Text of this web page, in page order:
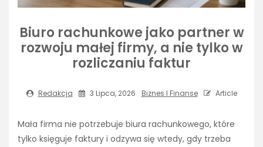
Biuro rachunkowe jako partner w
rozwoju małej firmy, a nie tylko w
rozliczaniu faktur
Redakcja 3 Lipca, 2026 Biznes I Finanse Article
Mała firma nie potrzebuje biura rachunkowego, które
tylko księguje faktury i odzywa się wtedy, gdy trzeba